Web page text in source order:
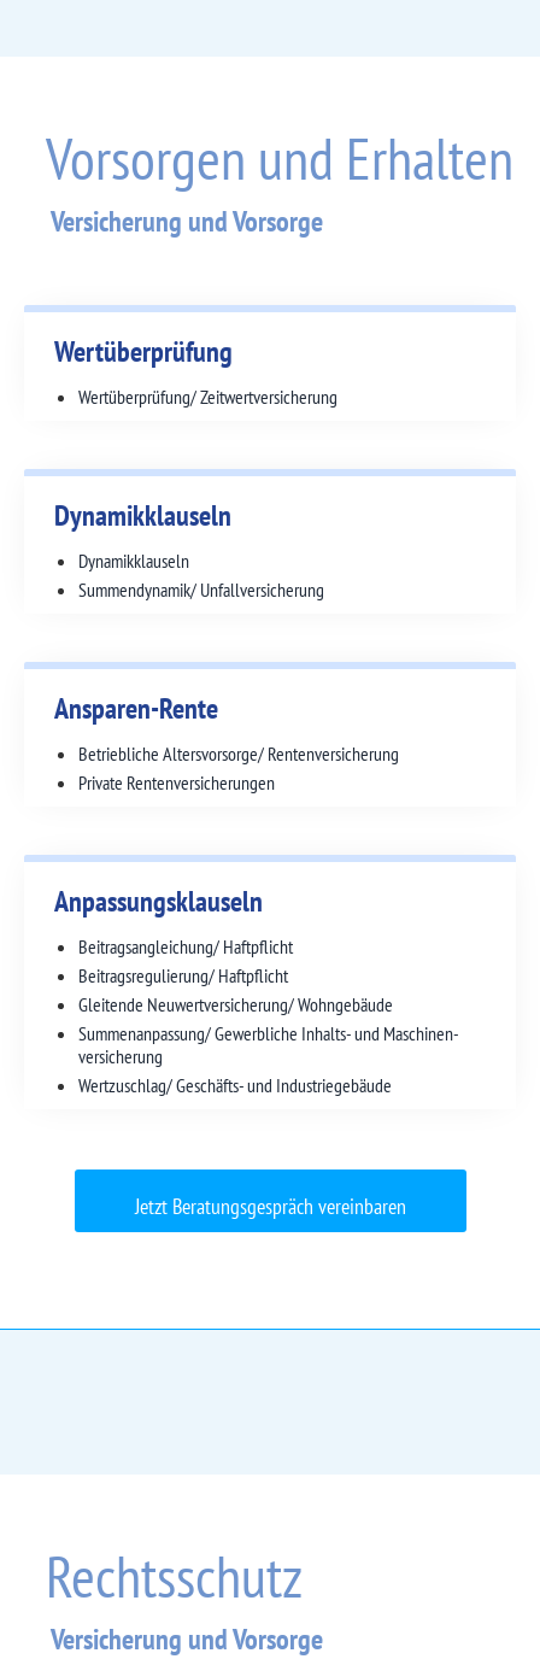
Vorsorgen und Erhalten
Versicherung und Vorsorge
Wertüberprüfung
Wertüberprüfung/ Zeitwert­versicherung
Dynamikklauseln
Dynamikklauseln
Summendynamik/ Unfallversicherung
Ansparen-Rente
Betriebliche Altersvorsorge/ Renten­versicherung
Private Renten­versicherungen
Anpassungsklauseln
Beitrags­angleichung/ Haftpflicht
Beitrags­regulierung/ Haftpflicht
Gleitende Neuwert­versicherung/ Wohngebäude
Summen­anpassung/ Gewerbliche Inhalts- und Maschinen­
versicherung
Wertzuschlag/ Geschäfts- und Industrie­gebäude
Jetzt Beratungsgespräch vereinbaren
Rechtsschutz
Versicherung und Vorsorge